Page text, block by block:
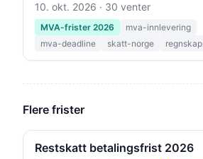
10. okt. 2026 · 30 venter
MVA-frister 2026
mva-innlevering
mva-deadline
skatt-norge regnskap
Flere frister
Restskatt betalingsfrist 2026